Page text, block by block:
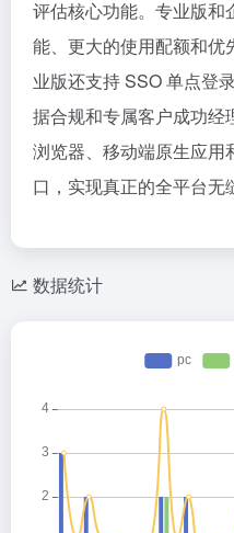
评估核心功能。专业版和
能、更大的使用配额和优
业版还支持 SSO 单点登
据合规和专属客户成功经
浏览器、移动端原生应
口，实现真正的全平台无
数据统计